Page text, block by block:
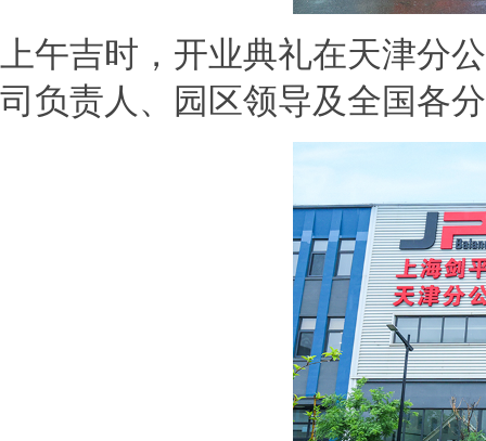
上午吉时，开业典礼在天津分
司负责人、园区领导及全国各